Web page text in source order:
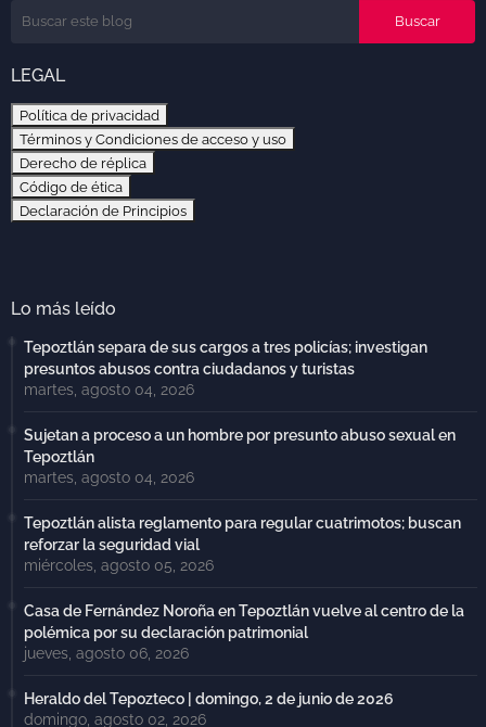
LEGAL
Política de privacidad
Términos y Condiciones de acceso y uso
Derecho de réplica
Código de ética
Declaración de Principios
Lo más leído
Tepoztlán separa de sus cargos a tres policías; investigan
presuntos abusos contra ciudadanos y turistas
martes, agosto 04, 2026
Sujetan a proceso a un hombre por presunto abuso sexual en
Tepoztlán
martes, agosto 04, 2026
Tepoztlán alista reglamento para regular cuatrimotos; buscan
reforzar la seguridad vial
miércoles, agosto 05, 2026
Casa de Fernández Noroña en Tepoztlán vuelve al centro de la
polémica por su declaración patrimonial
jueves, agosto 06, 2026
Heraldo del Tepozteco | domingo, 2 de junio de 2026
domingo, agosto 02, 2026